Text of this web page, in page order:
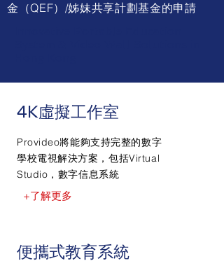
金（QEF）/姊妹共享計劃基金的申請
4K虛擬工作室
Provideo將能夠支持完整的數字
學校電視解決方案，包括Virtual
Studio，數字信息系統
+了解更多
便攜式教育系統